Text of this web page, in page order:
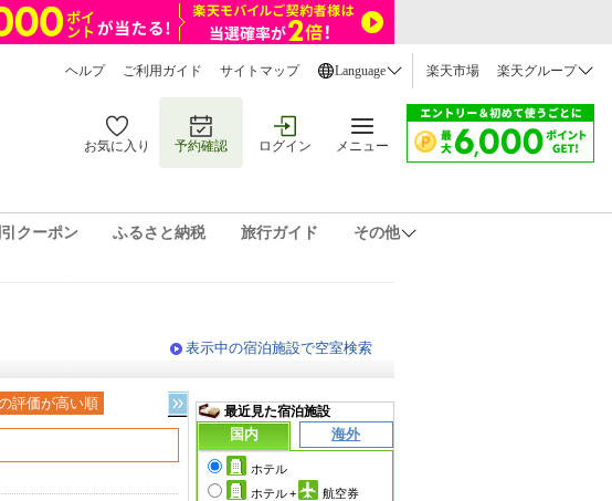
ヘルプ ご利用ガイド サイトマップ Language 楽天市場 楽天グループ
お気に入り 予約確認 ログイン メニュー
クーポン ふるさと納税 旅行ガイド その他
表示中の宿泊施設で空室検索
評価が高い順
最近見た宿泊施設
国内
海外
ホテル
ホテル+ 航空券